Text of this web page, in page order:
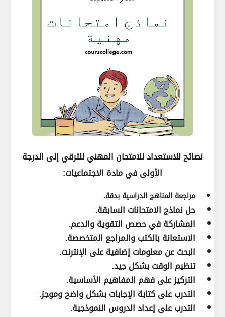
نصائح للاستعداد للامتحان المهني للترقي إلى الدرجة
الأولى في مادة الاجتماعيات:
مراجعة المناهج الدراسية بدقة.
حل نماذج الامتحانات السابقة.
المشاركة في حصص التقوية والدعم.
الاستعانة بالكتب والمراجع المتخصصة.
البحث عن معلومات إضافية على الإنترنت.
تنظيم الوقت بشكل جيد.
التركيز على فهم المفاهيم الأساسية.
التدرب على كتابة الإجابات بشكل واضح وموجز.
التدرب على إعداد الدروس النموذجية.